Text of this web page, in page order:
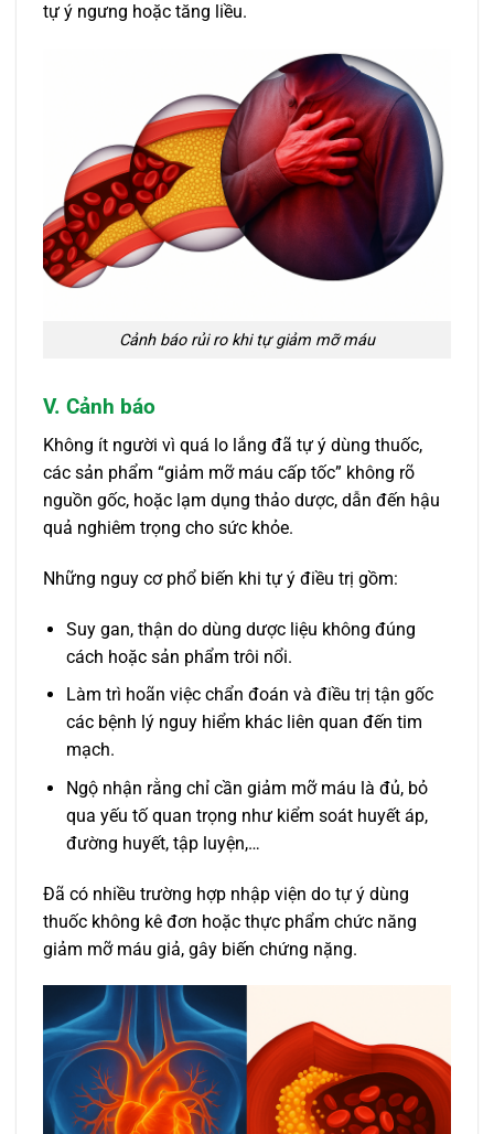
tự ý ngưng hoặc tăng liều.
Cảnh báo rủi ro khi tự giảm mỡ máu
V. Cảnh báo
Không ít người vì quá lo lắng đã tự ý dùng thuốc,
các sản phẩm “giảm mỡ máu cấp tốc” không rõ
nguồn gốc, hoặc lạm dụng thảo dược, dẫn đến hậu
quả nghiêm trọng cho sức khỏe.
Những nguy cơ phổ biến khi tự ý điều trị gồm:
Suy gan, thận do dùng dược liệu không đúng
cách hoặc sản phẩm trôi nổi.
Làm trì hoãn việc chẩn đoán và điều trị tận gốc
các bệnh lý nguy hiểm khác liên quan đến tim
mạch.
Ngộ nhận rằng chỉ cần giảm mỡ máu là đủ, bỏ
qua yếu tố quan trọng như kiểm soát huyết áp,
đường huyết, tập luyện,…
Đã có nhiều trường hợp nhập viện do tự ý dùng
thuốc không kê đơn hoặc thực phẩm chức năng
giảm mỡ máu giả, gây biến chứng nặng.